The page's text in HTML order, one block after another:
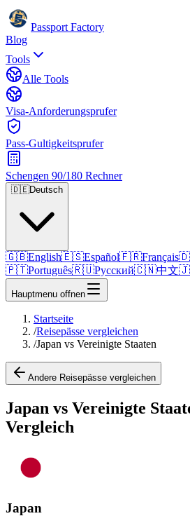
Passport Factory
Blog
Tools
Alle Tools
Visa-Anforderungsprufer
Pass-Gultigkeitsprufer
Schengen 90/180 Rechner
🇩🇪Deutsch
🇬🇧English🇪🇸Español🇫🇷Français
🇵🇹Português🇷🇺Русский🇨🇳中文
Hauptmenu offnen
Startseite
/Reisepässe vergleichen
/Japan vs Vereinigte Staaten
Andere Reisepässe vergleichen
Japan vs Vereinigte
Vergleich
Japan